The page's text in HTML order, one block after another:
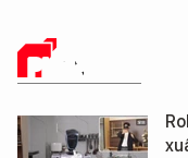
PHÂN TÍCH